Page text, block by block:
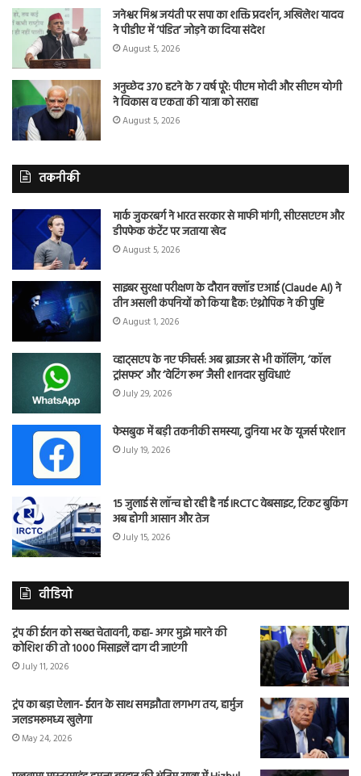
जनेश्वर मिश्र जयंती पर सपा का शक्ति प्रदर्शन, अखिलेश यादव
ने पीडीए में ‘पंडित’ जोड़ने का दिया संदेश
August 5, 2026
अनुच्छेद 370 हटने के 7 वर्ष पूरे: पीएम मोदी और सीएम योगी
ने विकास व एकता की यात्रा को सराहा
August 5, 2026
तकनीकी
मार्क जुकरबर्ग ने भारत सरकार से माफी मांगी, सीएसएएम और
डीपफेक कंटेंट पर जताया खेद
August 5, 2026
साइबर सुरक्षा परीक्षण के दौरान क्लॉड एआई (Claude AI) ने
तीन असली कंपनियों को किया हैक: एंथ्रोपिक ने की पुष्टि
August 1, 2026
व्हाट्सएप के नए फीचर्स: अब ब्राउजर से भी कॉलिंग, ‘कॉल
ट्रांसफर’ और ‘वेटिंग रूम’ जैसी शानदार सुविधाएं
July 29, 2026
फेसबुक में बड़ी तकनीकी समस्या, दुनिया भर के यूजर्स परेशान
July 19, 2026
15 जुलाई से लॉन्च हो रही है नई IRCTC वेबसाइट, टिकट बुकिंग
अब होगी आसान और तेज
July 15, 2026
वीडियो
ट्रंप की ईरान को सख्त चेतावनी, कहा- अगर मुझे मारने की
कोशिश की तो 1000 मिसाइलें दाग दी जाएंगी
July 11, 2026
ट्रंप का बड़ा ऐलान- ईरान के साथ समझौता लगभग तय, हार्मुज
जलडमरूमध्य खुलेगा
May 24, 2026